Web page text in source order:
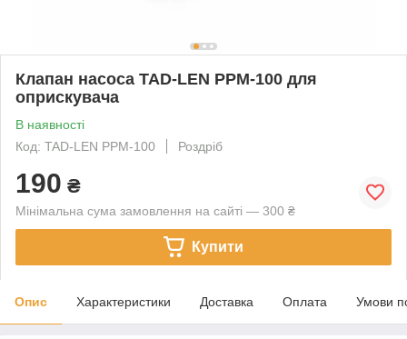
Клапан насоса TAD-LEN PPM-100 для
оприскувача
В наявності
Код: TAD-LEN PPM-100
Роздріб
190 ₴
Мінімальна сума замовлення на сайті — 300 ₴
Купити
Опис Характеристики Доставка Оплата Умови